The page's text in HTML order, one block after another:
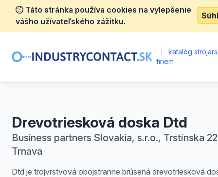
Táto stránka používa cookies na vylepšenie
vášho užívateľského zážitku.
katalóg
firiem
Drevotriesková doska Dtd
Business partners Slovakia, s.r.o., Trstínska
Trnava
Dtd je trojvrstvová obojstranne brúsená drevotriesková